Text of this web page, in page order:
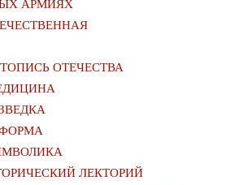
АРМИЯХ
ОТЕЧЕСТВА
ЛЕКТОРИЙ